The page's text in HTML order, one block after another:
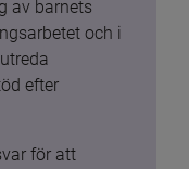
av barnets
och i
efter
för att